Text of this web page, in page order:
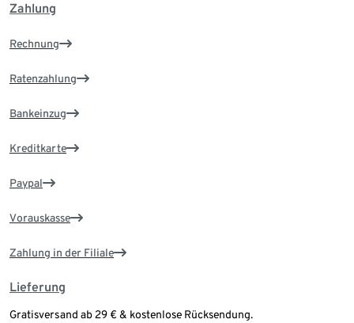
Zahlung
Rechnung
Ratenzahlung
Bankeinzug
Kreditkarte
Paypal
Vorauskasse
Zahlung in der Filiale
Lieferung
Gratisversand ab 29 € & kostenlose Rücksendung.